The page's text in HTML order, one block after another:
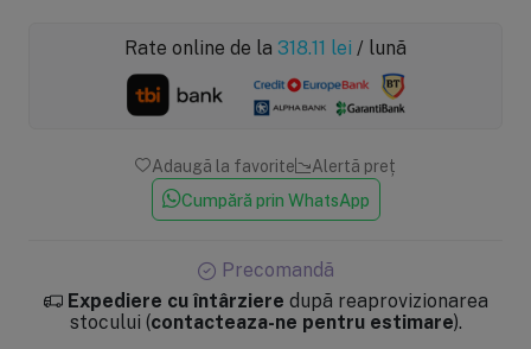
Rate online de la 318.11 lei / lună
Adaugă la favorite
Alertă preț
Cumpără prin WhatsApp
Precomandă
Expediere cu întârziere după reaprovizionarea
stocului (contacteaza-ne pentru estimare).